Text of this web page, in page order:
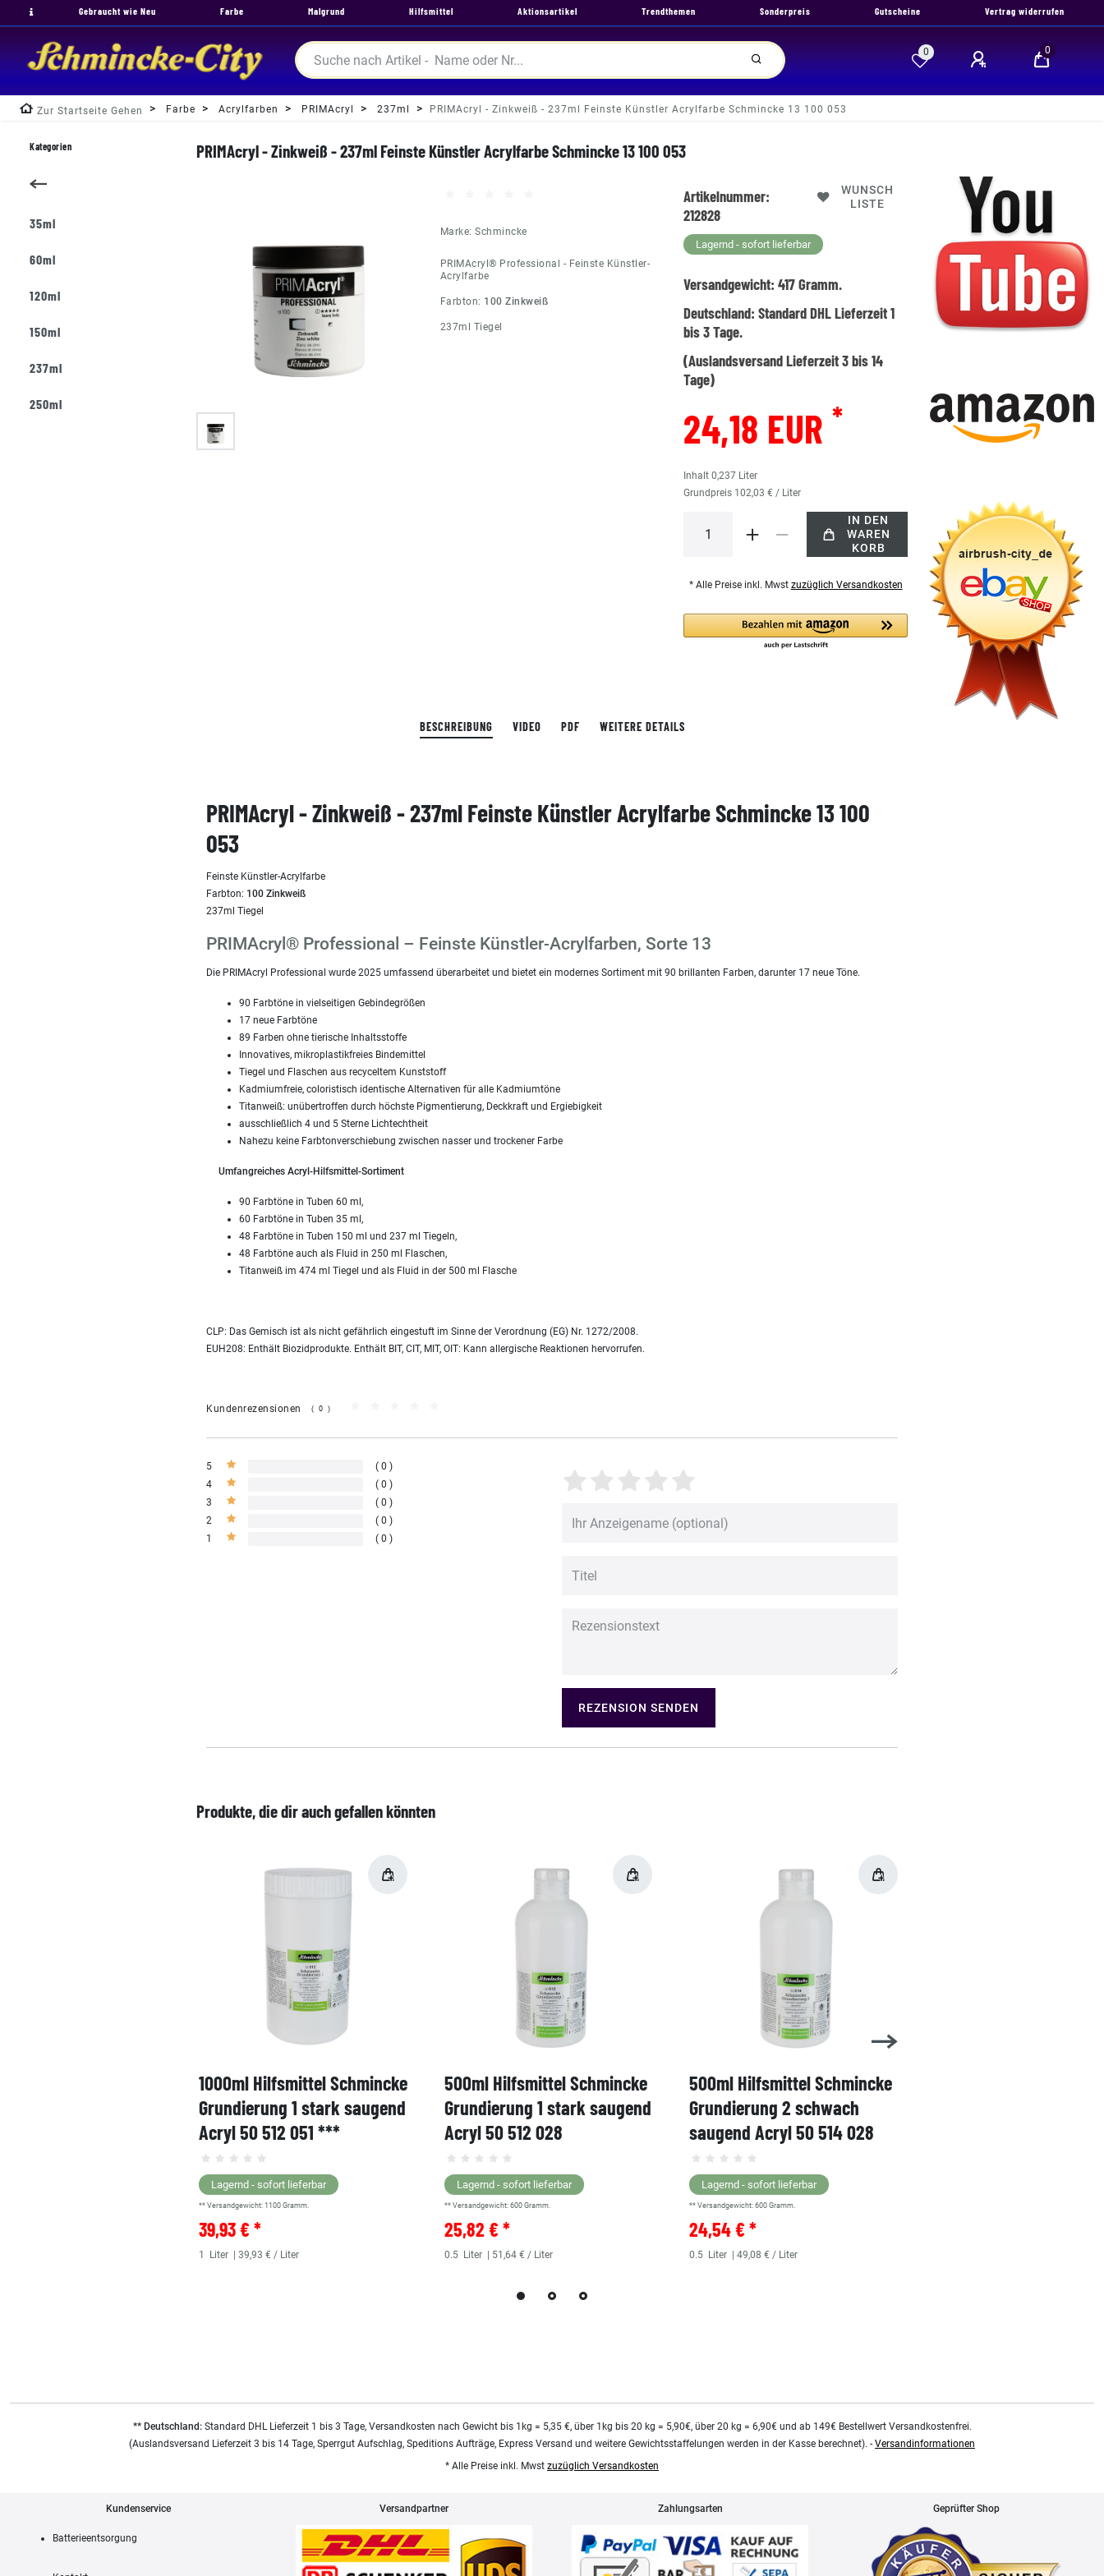
Gebraucht wie Neu Farbe Malgrund Hilfsmittel Aktionsartikel Trendthemen Sonderpreis Gutscheine Vertrag widerrufen
0 0
Zur Startseite Gehen Farbe Acrylfarben PRIMAcryl 237ml PRIMAcryl - Zinkweiß - 237ml Feinste Künstler Acrylfarbe Schmincke 13 100 053
PRIMAcryl - Zinkweiß - 237ml Feinste Künstler Acrylfarbe Schmincke 13 100 053
Marke:Schmincke
PRIMAcryl® Professional - Feinste Künstler-
Acrylfarbe
Farbton: 100 Zinkweiß
237ml Tiegel
Artikelnummer:
212828
WUNSCH
LISTE
Lagernd - sofort lieferbar
Versandgewicht:417Gramm.
Deutschland:Standard DHL Lieferzeit 1
bis 3 Tage.
(Auslandsversand Lieferzeit 3 bis 14
Tage)
24,18 EUR*
Inhalt0,237 Liter
Grundpreis 102,03 € / Liter
IN DEN
WAREN
KORB
* Alle Preise inkl. Mwst zuzüglich Versandkosten
BESCHREIBUNG VIDEO PDF WEITERE DETAILS
PRIMAcryl - Zinkweiß - 237ml Feinste Künstler Acrylfarbe Schmincke 13 100
053
Feinste Künstler-Acrylfarbe
Farbton: 100 Zinkweiß
237ml Tiegel
PRIMAcryl® Professional – Feinste Künstler-Acrylfarben, Sorte 13
Die PRIMAcryl Professional wurde 2025 umfassend überarbeitet und bietet ein modernes Sortiment mit 90 brillanten Farben, darunter 17 neue Töne.
90 Farbtöne in vielseitigen Gebindegrößen
17 neue Farbtöne
89 Farben ohne tierische Inhaltsstoffe
Innovatives, mikroplastikfreies Bindemittel
Tiegel und Flaschen aus recyceltem Kunststoff
Kadmiumfreie, coloristisch identische Alternativen für alle Kadmiumtöne
Titanweiß: unübertroffen durch höchste Pigmentierung, Deckkraft und Ergiebigkeit
ausschließlich 4 und 5 Sterne Lichtechtheit
Nahezu keine Farbtonverschiebung zwischen nasser und trockener Farbe
Umfangreiches Acryl-Hilfsmittel-Sortiment
90 Farbtöne in Tuben 60 ml,
60 Farbtöne in Tuben 35 ml,
48 Farbtöne in Tuben 150 ml und 237 ml Tiegeln,
48 Farbtöne auch als Fluid in 250 ml Flaschen,
Titanweiß im 474 ml Tiegel und als Fluid in der 500 ml Flasche
CLP: Das Gemisch ist als nicht gefährlich eingestuft im Sinne der Verordnung (EG) Nr. 1272/2008.
EUH208: Enthält Biozidprodukte. Enthält BIT, CIT, MIT, OIT: Kann allergische Reaktionen hervorrufen.
Kundenrezensionen (0)
5
0
4
0
3
0
2
0
1
0
REZENSION SENDEN
Produkte, die dir auch gefallen könnten
1000ml Hilfsmittel Schmincke
Grundierung 1 stark saugend
Acryl 50 512 051 ***
Lagernd - sofort lieferbar
** Versandgewicht: 1100 Gramm.
39,93 € *
1 Liter | 39,93 € / Liter
500ml Hilfsmittel Schmincke
Grundierung 1 stark saugend
Acryl 50 512 028
Lagernd - sofort lieferbar
** Versandgewicht: 600 Gramm.
25,82 € *
0.5 Liter | 51,64 € / Liter
500ml Hilfsmittel Schmincke
Grundierung 2 schwach
saugend Acryl 50 514 028
Lagernd - sofort lieferbar
** Versandgewicht:600 Gramm.
24,54 € *
0.5 Liter | 49,08 € / Liter
Kategorien
35ml
60ml
120ml
150ml
237ml
250ml
** Deutschland:Standard DHL Lieferzeit 1 bis 3 Tage, Versandkosten nach Gewicht bis 1kg = 5,35 €, über 1kg bis 20 kg = 5,90€, über 20 kg = 6,90€ und ab 149€ Bestellwert Versandkostenfrei.
(Auslandsversand Lieferzeit 3 bis 14 Tage, Sperrgut Aufschlag, Speditions Aufträge, Express Versand und weitere Gewichtsstaffelungen werden in der Kasse berechnet). - Versandinformationen
* Alle Preise inkl. Mwst zuzüglich Versandkosten
Kundenservice
Batterieentsorgung
Versandpartner Zahlungsarten Geprüfter Shop